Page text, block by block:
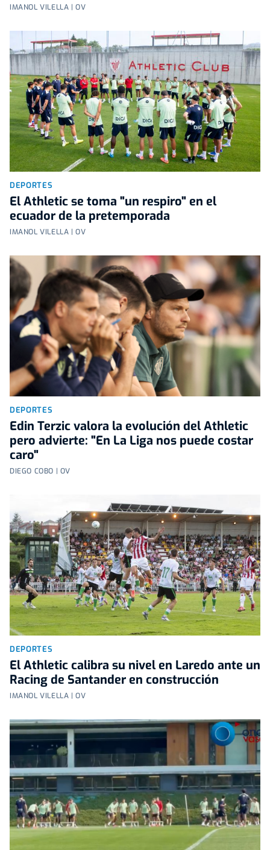
IMANOL VILELLA | OV
DEPORTES
El Athletic se toma "un respiro" en el
ecuador de la pretemporada
IMANOL VILELLA | OV
DEPORTES
Edin Terzic valora la evolución del Athletic
pero advierte: "En La Liga nos puede costar
caro"
DIEGO COBO | OV
DEPORTES
El Athletic calibra su nivel en Laredo ante un
Racing de Santander en construcción
IMANOL VILELLA | OV